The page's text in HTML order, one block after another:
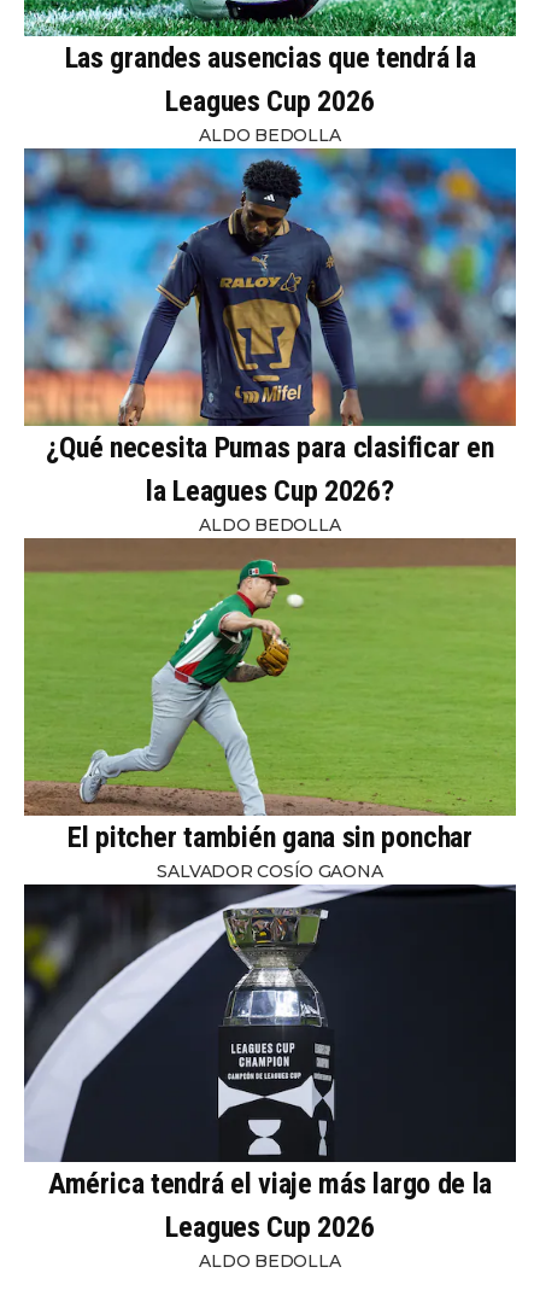
Las grandes ausencias que tendrá la
Leagues Cup 2026
ALDO BEDOLLA
¿Qué necesita Pumas para clasificar en
la Leagues Cup 2026?
ALDO BEDOLLA
El pitcher también gana sin ponchar
SALVADOR COSÍO GAONA
América tendrá el viaje más largo de la
Leagues Cup 2026
ALDO BEDOLLA